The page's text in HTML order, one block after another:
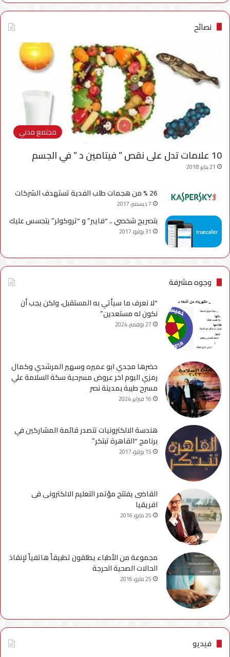
نصائح
مجتمع مدني
10 علامات تدل على نقص ” فيتامين د ” في الجسم
21 يناير، 2018
26 % من هجمات طلب الفدية تستهدف الشركات
7 ديسمبر، 2017
بتصريح شخصي .. “فايبر” و “تروكولر” يتجسس عليك
31 يوليو، 2017
وجوه مشرفة
“لا نعرف ما سيأتي به المستقبل، ولكن يجب أن
نكون له مستعدين”
27 نوفمبر، 2024
حضرها مجدي ابو عميره وسهير المرشدي وكمال
رمزي اليوم اخر عروض مسرحية سكة السلامة علي
مسرح طيبة بمدينة نصر
16 فبراير، 2024
هندسة الالكترونيات تتصدر قائمة المشاركين في
برنامج “القاهرة تبتكر”
15 يوليو، 2017
القاضى يفتتح مؤتمر التعليم الالكترونى فى
افريقيا
25 مايو، 2016
مجموعة من الأطباء يطلقون تطبيقاً هاتفياً لإنقاذ
الحالات الصحية الحرجة
25 مايو، 2016
فيديو